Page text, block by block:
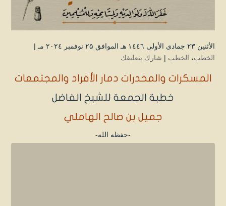
الأثنين ۲۳ جمادى الأولى ۱٤٤٦ هـ الموافق ۲۵ نوفمبر ۲۰۲٤ مـ |
الخطب، الخطب | شارك بتعليقك
المسكرات والمخدرات دمار الأفراد والمجتمعات
خطبة الجمعة للشيخ الفاضل
جميل بن صالح الهاملي
-حفظه الله-